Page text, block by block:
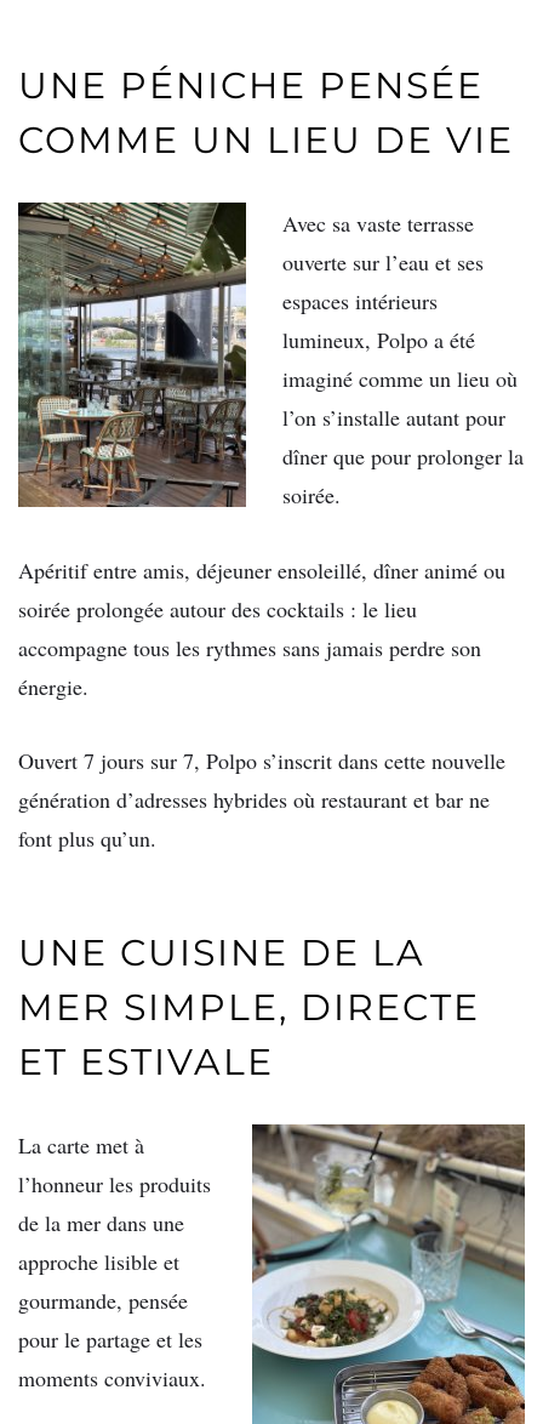
UNE PÉNICHE PENSÉE
COMME UN LIEU DE VIE
Avec sa vaste terrasse
ouverte sur l’eau et ses
espaces intérieurs
lumineux, Polpo a été
imaginé comme un lieu où
l’on s’installe autant pour
dîner que pour prolonger la
soirée.
Apéritif entre amis, déjeuner ensoleillé, dîner animé ou
soirée prolongée autour des cocktails : le lieu
accompagne tous les rythmes sans jamais perdre son
énergie.
Ouvert 7 jours sur 7, Polpo s’inscrit dans cette nouvelle
génération d’adresses hybrides où restaurant et bar ne
font plus qu’un.
UNE CUISINE DE LA
MER SIMPLE, DIRECTE
ET ESTIVALE
La carte met à
l’honneur les produits
de la mer dans une
approche lisible et
gourmande, pensée
pour le partage et les
moments conviviaux.